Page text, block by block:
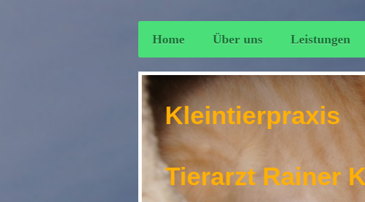
Home Über uns Leistungen
Kleintierpraxis
Tierarzt Rainer